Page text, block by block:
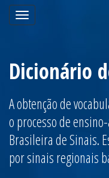
Toggle
navigation
Dicionário
A obtenção de
o processo de
Brasileira de Sinais.
por sinais regionais